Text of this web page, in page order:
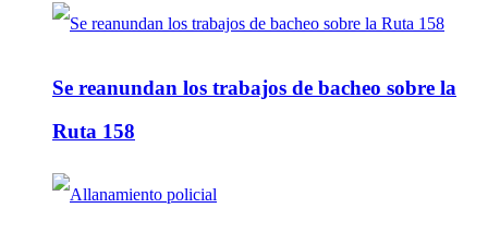
Se reanundan los trabajos de bacheo sobre la
Ruta 158